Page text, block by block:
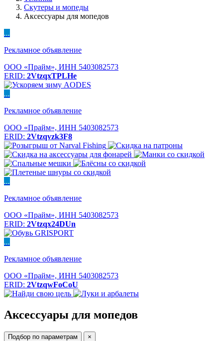
Скутеры и мопеды
Аксессуары для мопедов
...
Рекламное объявление
ООО «Прайм», ИНН 5403082573
ERID: 2VtzqxTPLHe
...
Рекламное объявление
ООО «Прайм», ИНН 5403082573
ERID: 2Vtzqvzk3F8
...
Рекламное объявление
ООО «Прайм», ИНН 5403082573
ERID: 2Vtzqx24DUn
...
Рекламное объявление
ООО «Прайм», ИНН 5403082573
ERID: 2VtzqwFoCoU
Аксессуары для мопедов
Подбор по параметрам ×